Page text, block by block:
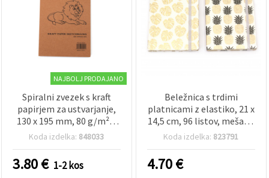
S klikom na
Ali pa v
Nastavitvah
označite
svoje
preference z
določene
vrste
piškotkov
NAJBOLJ PRODAJANO
Spiralni zvezek s kraft
papirjem za ustvarjanje,
130 x 195 mm, 80 g/m² –
50 listov
Koda izdelka: 848033
3.80€ 1-2 kos
Beležnica s trdimi
platnicami z elastiko, 21 x
14,5 cm, 96 listov, mešane
barve
Koda izdelka: 823791
4.70€